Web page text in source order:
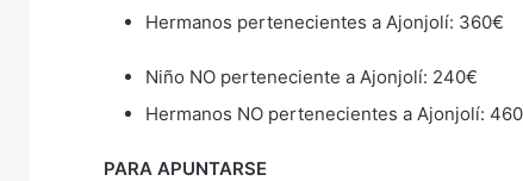
Hermanos pertenecientes a Ajonjolí: 360€
Niño NO perteneciente a Ajonjolí: 240€
Hermanos NO pertenecientes a Ajonjolí:
PARA APUNTARSE